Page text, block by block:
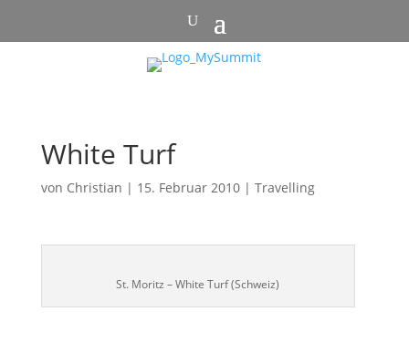
White Turf
von Christian | 15. Februar 2010| Travelling
St. Moritz – White Turf (Schweiz)